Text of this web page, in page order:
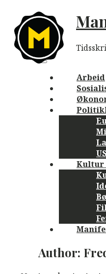
content
Main
navigation
Menu
Arbeid
Kultur
Author: